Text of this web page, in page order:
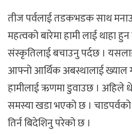
तीज पर्वलाई तडकभडक साथ
महत्वको बारेमा हामी लाई थाहा
संस्कृतिलाई बचाउनु पर्दछ ।
आफ्नो आर्थिक अबस्थालाई
हामीलाई ऋणमा डुवाउछ । अहिले
समस्या खडा भएको छ ।
तिर्न बिदेशिनु परेको छ ।